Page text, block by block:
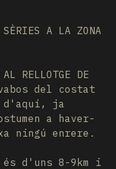
A LA ZONA
RELLOTGE DE
del costat
d'aquí, ja
a haver-
ningú enrere.
és d'uns 8-9km i